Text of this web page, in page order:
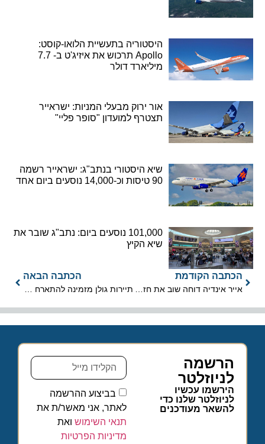
היסטוריה בתעשיית הלואו-קוסט:
Apollo תרכוש את איזיג'ט ב- 7.7
מיליארד דולר
אור ירוק מבעלי המניות: ישראייר
תצטרף למועדון "סופר פליי"
שיא היסטורי בנתב"ג: ישראייר רשמה
90 טיסות וכ-14,000 נוסעים ביום אחד
101,000 נוסעים ביום: נתב"ג שובר את
שיא הקיץ
הכתבה הקודמת הכתבה הבאה
הרשמה
לניוזלטר
הירשמו עכשיו
לניוזלטר שלנו כדי
להשאר מעודכנים
בביצוע ההרשמה
לאתר, אני מאשר/ת את
תנאי השימוש ואת
מדיניות הפרטיות